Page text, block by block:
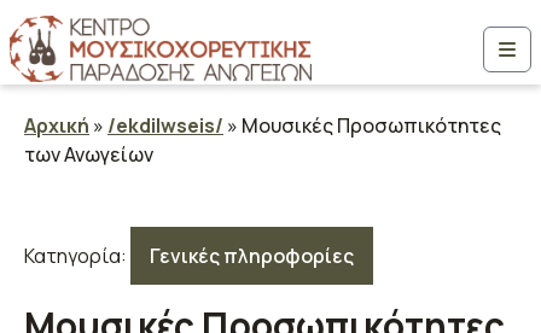
Μετάβαση στο περιεχόμενο
Αρχική » /ekdilwseis/ » Μουσικές Προσωπικότητες
των Ανωγείων
Κατηγορία: Γενικές πληροφορίες